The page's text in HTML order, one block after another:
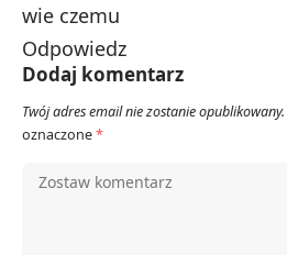
wie czemu
Odpowiedz
Dodaj komentarz
Twój adres email nie zostanie opublikowany.
oznaczone*